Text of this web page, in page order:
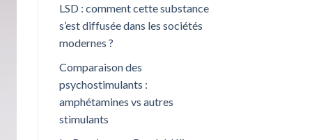
LSD : comment cette substance
s’est diffusée dans les sociétés
modernes ?
Comparaison des
psychostimulants :
amphétamines vs autres
stimulants